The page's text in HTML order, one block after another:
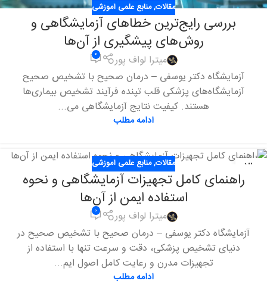
مقالات,منابع علمی آموزشی
بررسی رایج‌ترین خطاهای آزمایشگاهی و
روش‌های پیشگیری از آن‌ها
میترا لواف پور ۰
آزمایشگاه دکتر یوسفی – درمان صحیح با تشخیص صحیح
آزمایشگاه‌های پزشکی قلب تپنده فرآیند تشخیص بیماری‌ها
هستند. کیفیت نتایج آزمایشگاهی می‌...
ادامه مطلب
۳۰
شهریور
مقالات,منابع علمی آموزشی
راهنمای کامل تجهیزات آزمایشگاهی و نحوه
استفاده ایمن از آن‌ها
میترا لواف پور ۰
آزمایشگاه دکتر یوسفی – درمان صحیح با تشخیص صحیح در
دنیای تشخیص پزشکی، دقت و سرعت تنها با استفاده از
تجهیزات مدرن و رعایت کامل اصول ایم...
ادامه مطلب